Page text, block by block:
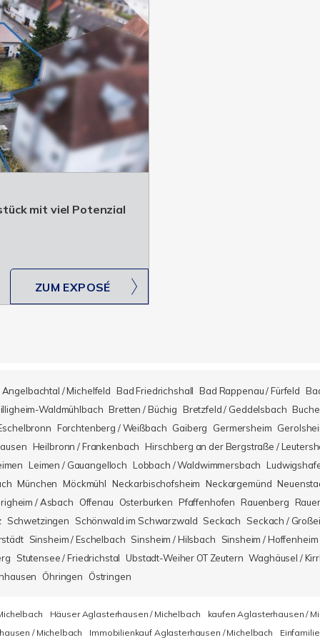
mit viel Potenzial
ZUM EXPOSÉ
Angelbachtal / Michelfeld Bad Friedrichshall Bad Rappenau / Fürfeld
Waldmühlbach Bretten / Büchig Bretzfeld / Geddelsbach
Forchtenberg / Weißbach Gaiberg Germersheim
Heilbronn / Frankenbach Hirschberg an der Bergstraße /
Leimen / Gauangelloch Lobbach / Waldwimmersbach
München Möckmühl Neckarbischofsheim Neckargemünd
/ Asbach
Offenau Osterburken Pfaffenhofen Rauenberg
Schwetzingen Schönwald im Schwarzwald Seckach
Seckach /
Sinsheim / Eschelbach Sinsheim / Hilsbach
Sinsheim / Hoffenheim
Stutensee / Friedrichstal Ubstadt-Weiher OT Zeutern Waghäusel /
Öhringen Östringen
Häuser Aglasterhausen / Michelbach
kaufen Aglasterhausen /
/ Michelbach
Immobilienkauf Aglasterhausen / Michelbach